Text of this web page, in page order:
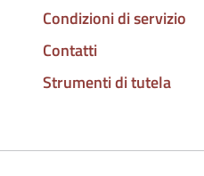
Condizioni di servizio
Contatti
Strumenti di tutela